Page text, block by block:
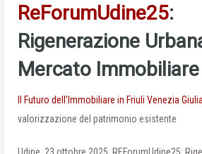
ReForumUdine25:
Rigenerazione
Mercato Immobiliare
Il Futuro dell’Immobiliare in Friuli Venezia Giulia
valorizzazione del patrimonio esistente